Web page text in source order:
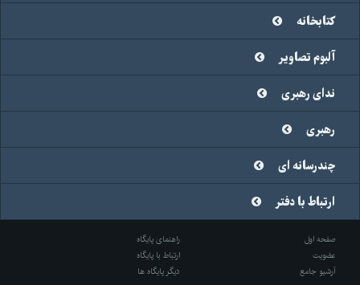
کتابخانه
آلبوم تصاویر
ندای رهبری
رهبری
چندرسانه ای
ارتباط با دفتر
صفحه اول
راهنمای پایگاه
عضویت
ارتباط با پایگاه
آرشیو جامع
دیگر پایگاه ها